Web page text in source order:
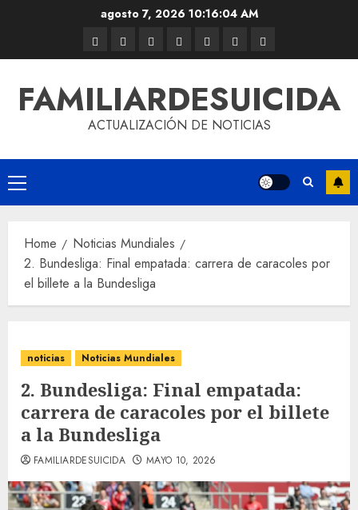
agosto 7, 2026 10:16:04 AM
FAMILIARDESUICIDA
ACTUALIZACIÓN DE NOTICIAS
Home
Noticias Mundiales
2. Bundesliga: Final empatada: carrera de caracoles por
el billete a la Bundesliga
noticias Noticias Mundiales
2. Bundesliga: Final empatada:
carrera de caracoles por el billete
a la Bundesliga
FAMILIARDESUICIDA MAYO 10, 2026